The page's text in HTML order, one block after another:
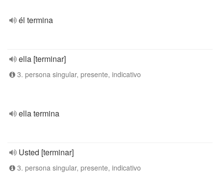
él termina
ella [terminar]
3. persona singular, presente, indicativo
ella termina
Usted [terminar]
3. persona singular, presente, indicativo